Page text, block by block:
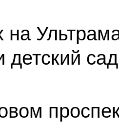
на
детский сад